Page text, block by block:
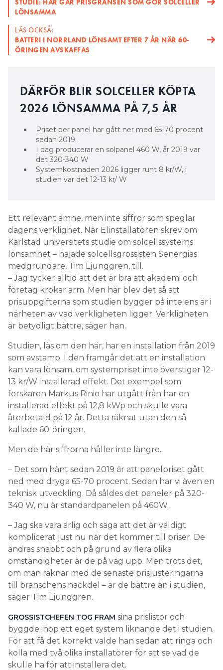
5. Dimensionering
Den som vill ha ett batterilager för att öka
egenanvändningen av egen solel bör välja ett
optimalt resultat med ett batteri på 10 kWh. Vid
den storleken har forskare vid Chalmers påvisat att
egenanvändningen ökar med 20 procent, för att
sedan gradvis avta vid större lagringskapacitet på
batteriet.
Med effekttariffer blir förtjänsten med ett batteri
större. Flera elnätsbolag har redan infört sådana
och de debiterar i flera fall över en hundralapp per
nätavgiften.
Därför gäller det att ha koll på vilka laster som finns
i en anläggning. Om det ligger en baslast på 8 kW
för uppvärmning och annat och en elbil ska laddas
med 11 kW över kvällen och natten så skulle
toppeffekten fram till klockan tio kunna sänkas till
10 kW med hjälp av ett batteri på 15 kWh. Vintertid
skulle det då innebära en sänkning av effekttariffen
med 600 kronor per månad eller mer, beroende på
hur det aktuella nätbolaget prissatt sin effekttaxa.
STUDIE: HÄR GÅR PRISGRÄNSEN SOM GÖR SOLCELLER
LÖNSAMMA
LÄS OCKSÅ:
BATTERI I NORRLAND LÖNSAMT EFTER 7 ÅR NÄR 60-
ÖRINGEN AVSKAFFAS
DÄRFÖR BLIR SOLCELLER KÖPTA
2026 LÖNSAMMA PÅ 7,5 ÅR
Priset per panel har gått ner med 65-70 procent
sedan 2019.
I dag producerar en solpanel 460 W, år 2019 var
det 320-340 W
Systemkostnaden 2026 ligger runt 8 kr/W, i
studien var det 12-13 kr/ W
Ett relevant ämne, men inte siffror som speglar
dagens verklighet. När Elinstallatören skrev om
Karlstad universitets studie om solcellssystems
lönsamhet – hajade solcellsgrossisten Senergias
medgrundare, Tim Ljunggren, till.
– Jag tycker alltid att det är bra att akademi och
företag krokar arm. Men här blev det så att
prisuppgifterna som studien bygger på inte ens är i
närheten av vad verkligheten ligger. Verkligheten
är betydligt bättre, säger han.
Studien, läs om den här, har en installation från 2019
som avstamp. I den framgår det att en installation
kan vara lönsam, om systempriset inte överstiger 12-
13 kr/W installerad effekt. Det exempel som
forskaren Markus Rinio har utgått från har en
installerad effekt på 12,8 kWp och skulle vara
återbetald på 12 år. Detta räknat utan den så
kallade 60-öringen.
Men de här siffrorna håller inte längre.
– Det som hänt sedan 2019 är att panelpriset gått
ned med dryga 65-70 procent. Sedan har vi även en
teknisk utveckling. Då såldes det paneler på 320-
340 W, nu är standardpanelen på 460W.
– Jag ska vara ärlig och säga att det är väldigt
komplicerat just nu när det kommer till priser. De
ändras snabbt och på grund av flera olika
omständigheter är de på väg upp. Men trots det,
om man räknar med de senaste prisjusteringarna
till branschens nackdel – är de bättre än i studien,
säger Tim Ljunggren.
GROSSISTCHEFEN TOG FRAM sina prislistor och
byggde ihop ett eget system liknande det i studien.
För att få det korrekt valde han sedan att ringa och
kolla med två olika installatörer för att se vad de
skulle ha för att installera det.